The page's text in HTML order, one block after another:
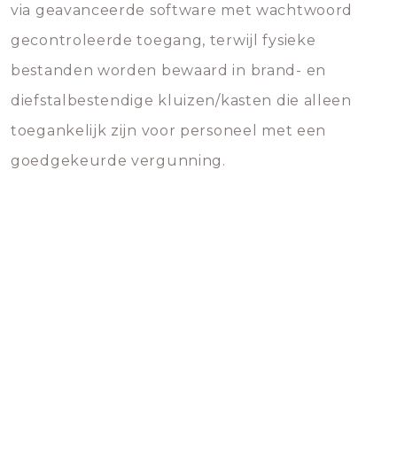
via geavanceerde software met wachtwoord
gecontroleerde toegang, terwijl fysieke
bestanden worden bewaard in brand- en
diefstalbestendige kluizen/kasten die alleen
toegankelijk zijn voor personeel met een
goedgekeurde vergunning.